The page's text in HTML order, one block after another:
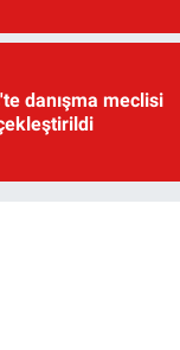
danışma meclisi